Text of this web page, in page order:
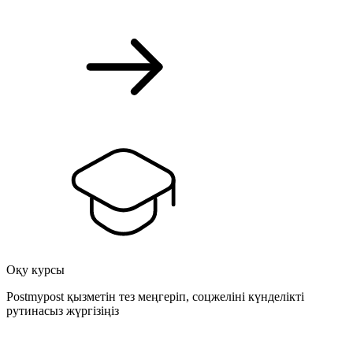
Оқу курсы
Postmypost қызметін тез меңгеріп, соцжеліні күнделікті
рутинасыз жүргізіңіз